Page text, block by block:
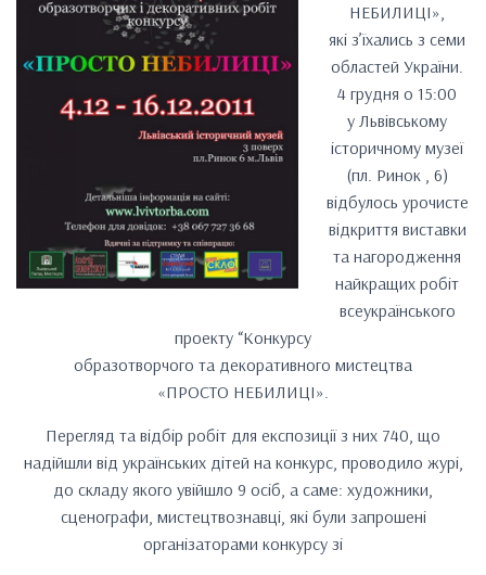
НЕБИЛИЦІ»,
які з’їхались з семи
областей України.
4 грудня о 15:00
у Львівському
історичному музеї
(пл. Ринок , 6)
відбулось урочисте
відкриття виставки
та нагородження
найкращих робіт
всеукраїнського
проекту “Конкурсу
образотворчого та декоративного мистецтва
«ПРОСТО НЕБИЛИЦІ».
Перегляд та відбір робіт для експозиції з них 740, що
надійшли від українських дітей на конкурс, проводило журі,
до складу якого увійшло 9 осіб, а саме: художники,
сценографи, мистецтвознавці, які були запрошені
організаторами конкурсу зі